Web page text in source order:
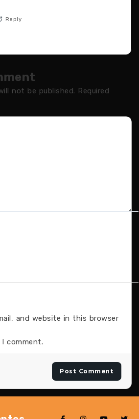
Reply
not be published. Required
and website in this browser
comment.